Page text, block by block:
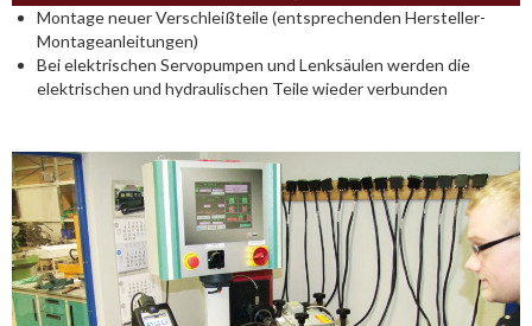
Montage neuer Verschleißteile (entsprechenden Hersteller-
Montageanleitungen)
Bei elektrischen Servopumpen und Lenksäulen werden die
elektrischen und hydraulischen Teile wieder verbunden